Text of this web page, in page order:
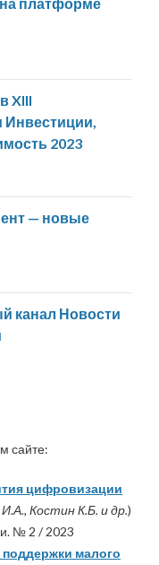
XIII
2023
— новые
канал Новости
сайте:
цифровизации
Костин К.Б. и др.)
№ 2 / 2023
малого